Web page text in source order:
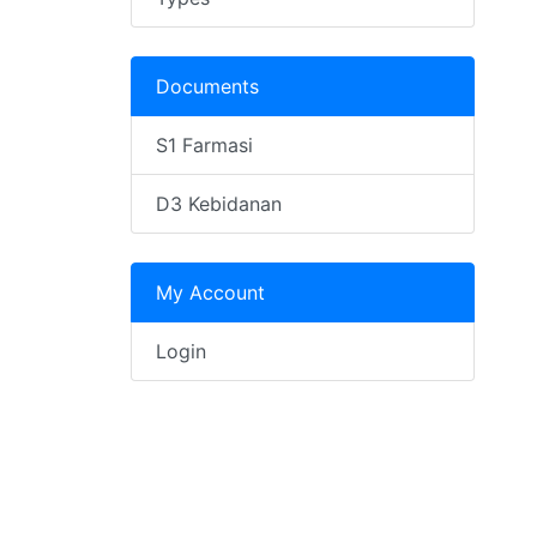
Documents
S1 Farmasi
D3 Kebidanan
My Account
Login